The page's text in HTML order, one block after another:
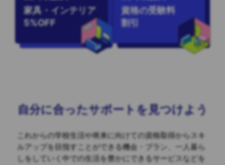
家具・インテリア
5%OFF
資格の受験料
割引
自分に合ったサポートを見つけよう
これからの学校生活や将来に向けての資格取得からスキ
ルアップを目指すことができる機会・プラン、一人暮ら
しをしていく中での生活を豊かにできるサービスなどを